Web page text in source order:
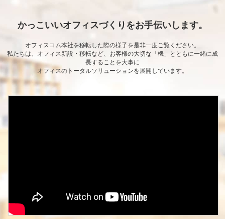
かっこいいオフィスづくりをお手伝いします。
オフィスコム本社を移転した際の様子を是非一度ご覧ください。
私たちは、オフィス新設・移転など、お客様の大切な「機」とともに一緒に成
⻑することを大事に
オフィスのトータルソリューションを展開しています。